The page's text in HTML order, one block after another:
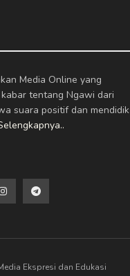
Media Online yang
tentang Ngawi dari
suara positif dan mendidik
Ekspresi dan Edukasi